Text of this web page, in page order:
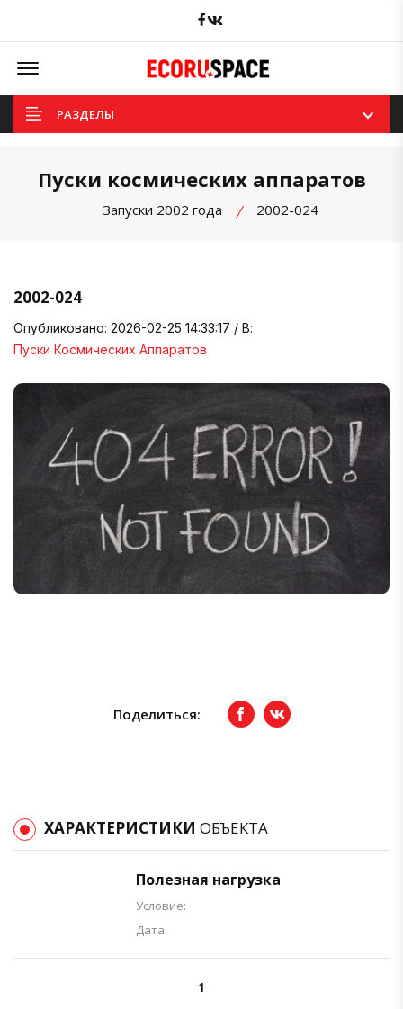
Facebook
Offcanvas Menu Open
РАЗДЕЛЫ
Пуски космических аппаратов
Запуски 2002 года 2002-024
2002-024
Опубликовано: 2026-02-25 14:33:17 / В:
Пуски Космических Аппаратов
Поделиться: FacebookвКонтакте
ХАРАКТЕРИСТИКИ ОБЪЕКТА
Полезная нагрузка
Условие:
Дата:
1